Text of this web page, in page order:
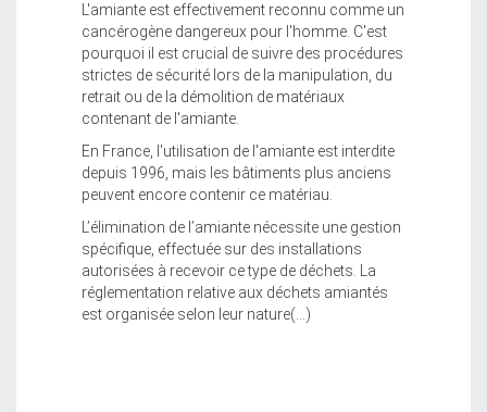
L'amiante est effectivement reconnu comme un
cancérogène dangereux pour l'homme. C'est
pourquoi il est crucial de suivre des procédures
strictes de sécurité lors de la manipulation, du
retrait ou de la démolition de matériaux
contenant de l'amiante.
En France, l'utilisation de l'amiante est interdite
depuis 1996, mais les bâtiments plus anciens
peuvent encore contenir ce matériau.
L’élimination de l’amiante nécessite une gestion
spécifique, effectuée sur des installations
autorisées à recevoir ce type de déchets. La
réglementation relative aux déchets amiantés
est organisée selon leur nature(...)